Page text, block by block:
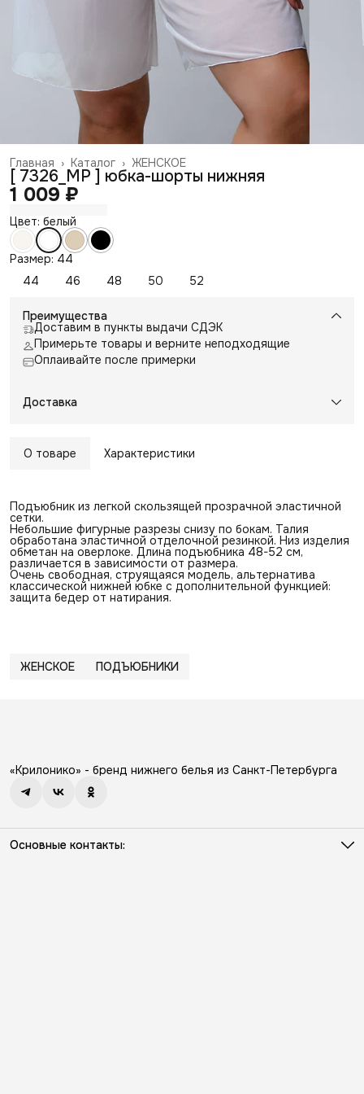
ЖЕНСКОЕ
Каталог ›
Главная ›
[ 7326_МР ] юбка-шорты нижняя
1 009 ₽
Цвет: белый
Размер: 44
44
46 48 50 52
Преимущества
Доставим в пункты выдачи СДЭК
Примерьте товары и верните неподходящие
Оплаивайте после примерки
Доставка
О товаре Характеристики
Подъюбник из легкой скользящей прозрачной эластичной
сетки.
Небольшие фигурные разрезы снизу по бокам. Талия
обработана эластичной отделочной резинкой. Низ изделия
обметан на оверлоке. Длина подъюбника 48-52 см,
различается в зависимости от размера.
Очень свободная, струящаяся модель, альтернатива
классической нижней юбке с дополнительной функцией:
защита бедер от натирания.
ЖЕНСКОЕ ПОДЪЮБНИКИ
«Крилонико» - бренд нижнего белья из Санкт-Петербурга
Основные контакты: